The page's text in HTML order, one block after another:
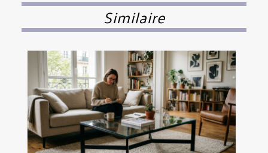
Similaire